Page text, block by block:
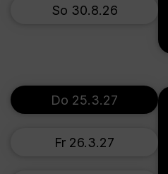
So 30.8.26
Do 25.3.27
Fr 26.3.27